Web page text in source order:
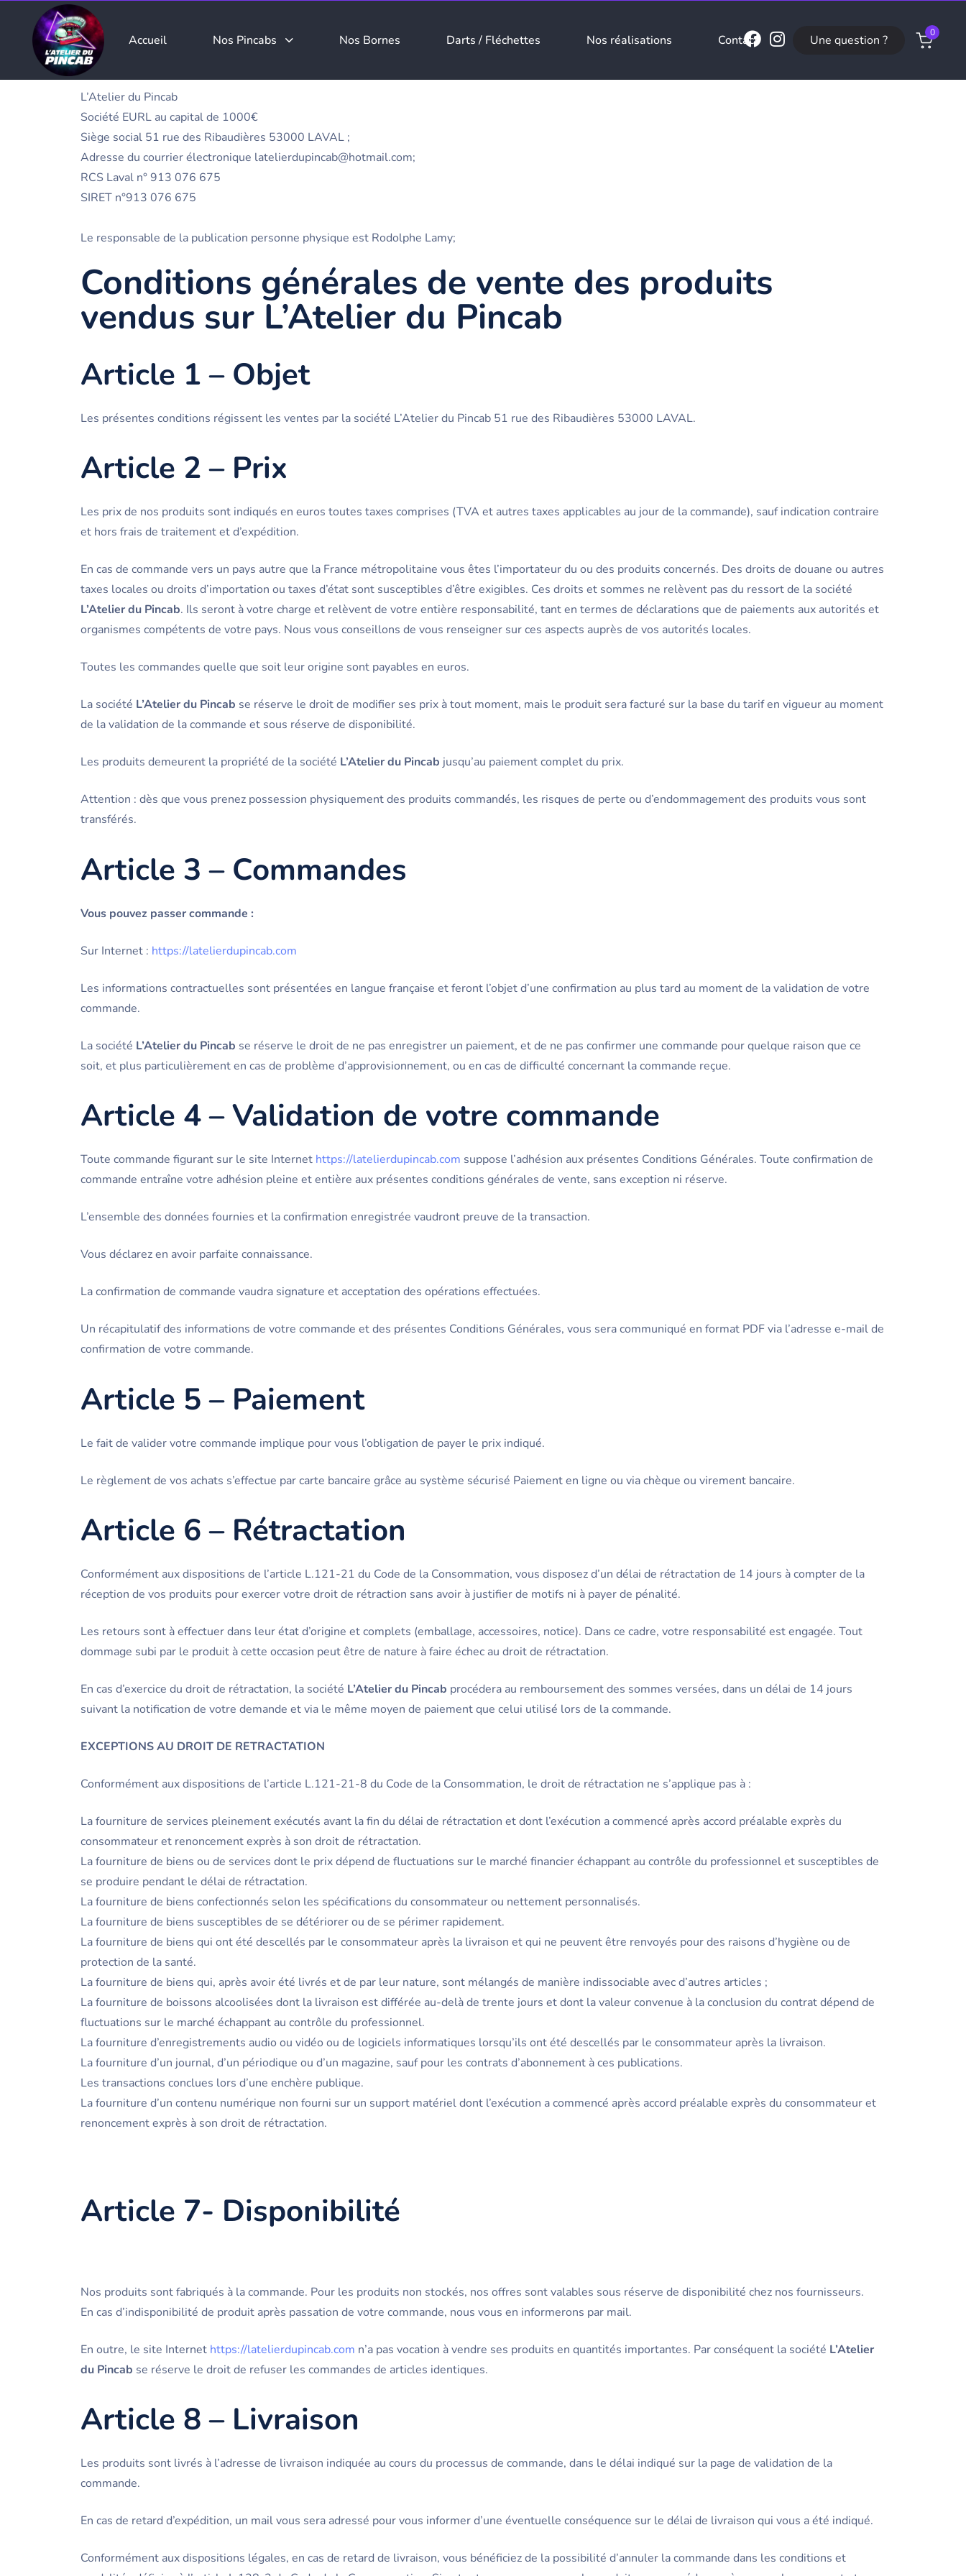
Accueil Nos Pincabs Nos Bornes Darts / Fléchettes Nos réalisations Contact Une question ? 0
L’Atelier du Pincab
Société EURL au capital de 1000€
Siège social 51 rue des Ribaudières 53000 LAVAL ;
Adresse du courrier électronique latelierdupincab@hotmail.com;
RCS Laval n° 913 076 675
SIRET n°913 076 675
Le responsable de la publication personne physique est Rodolphe Lamy;
Conditions générales de vente des produits
vendus sur L’Atelier du Pincab
Article 1 – Objet
Les présentes conditions régissent les ventes par la société L’Atelier du Pincab 51 rue des Ribaudières 53000 LAVAL.
Article 2 – Prix
Les prix de nos produits sont indiqués en euros toutes taxes comprises (TVA et autres taxes applicables au jour de la commande), sauf indication contraire
et hors frais de traitement et d’expédition.
En cas de commande vers un pays autre que la France métropolitaine vous êtes l’importateur du ou des produits concernés. Des droits de douane ou autres
taxes locales ou droits d’importation ou taxes d’état sont susceptibles d’être exigibles. Ces droits et sommes ne relèvent pas du ressort de la société
L’Atelier du Pincab. Ils seront à votre charge et relèvent de votre entière responsabilité, tant en termes de déclarations que de paiements aux autorités et
organismes compétents de votre pays. Nous vous conseillons de vous renseigner sur ces aspects auprès de vos autorités locales.
Toutes les commandes quelle que soit leur origine sont payables en euros.
La société L’Atelier du Pincab se réserve le droit de modifier ses prix à tout moment, mais le produit sera facturé sur la base du tarif en vigueur au moment
de la validation de la commande et sous réserve de disponibilité.
Les produits demeurent la propriété de la société L’Atelier du Pincab jusqu’au paiement complet du prix.
Attention : dès que vous prenez possession physiquement des produits commandés, les risques de perte ou d’endommagement des produits vous sont
transférés.
Article 3 – Commandes
Vous pouvez passer commande :
Sur Internet : https://latelierdupincab.com
Les informations contractuelles sont présentées en langue française et feront l’objet d’une confirmation au plus tard au moment de la validation de votre
commande.
La société L’Atelier du Pincab se réserve le droit de ne pas enregistrer un paiement, et de ne pas confirmer une commande pour quelque raison que ce
soit, et plus particulièrement en cas de problème d’approvisionnement, ou en cas de difficulté concernant la commande reçue.
Article 4 – Validation de votre commande
Toute commande figurant sur le site Internet https://latelierdupincab.com suppose l’adhésion aux présentes Conditions Générales. Toute confirmation de
commande entraîne votre adhésion pleine et entière aux présentes conditions générales de vente, sans exception ni réserve.
L’ensemble des données fournies et la confirmation enregistrée vaudront preuve de la transaction.
Vous déclarez en avoir parfaite connaissance.
La confirmation de commande vaudra signature et acceptation des opérations effectuées.
Un récapitulatif des informations de votre commande et des présentes Conditions Générales, vous sera communiqué en format PDF via l’adresse e-mail de
confirmation de votre commande.
Article 5 – Paiement
Le fait de valider votre commande implique pour vous l’obligation de payer le prix indiqué.
Le règlement de vos achats s’effectue par carte bancaire grâce au système sécurisé Paiement en ligne ou via chèque ou virement bancaire.
Article 6 – Rétractation
Conformément aux dispositions de l’article L.121-21 du Code de la Consommation, vous disposez d’un délai de rétractation de 14 jours à compter de la
réception de vos produits pour exercer votre droit de rétraction sans avoir à justifier de motifs ni à payer de pénalité.
Les retours sont à effectuer dans leur état d’origine et complets (emballage, accessoires, notice). Dans ce cadre, votre responsabilité est engagée. Tout
dommage subi par le produit à cette occasion peut être de nature à faire échec au droit de rétractation.
En cas d’exercice du droit de rétractation, la société L’Atelier du Pincab procédera au remboursement des sommes versées, dans un délai de 14 jours
suivant la notification de votre demande et via le même moyen de paiement que celui utilisé lors de la commande.
EXCEPTIONS AU DROIT DE RETRACTATION
Conformément aux dispositions de l’article L.121-21-8 du Code de la Consommation, le droit de rétractation ne s’applique pas à :
La fourniture de services pleinement exécutés avant la fin du délai de rétractation et dont l’exécution a commencé après accord préalable exprès du
consommateur et renoncement exprès à son droit de rétractation.
La fourniture de biens ou de services dont le prix dépend de fluctuations sur le marché financier échappant au contrôle du professionnel et susceptibles de
se produire pendant le délai de rétractation.
La fourniture de biens confectionnés selon les spécifications du consommateur ou nettement personnalisés.
La fourniture de biens susceptibles de se détériorer ou de se périmer rapidement.
La fourniture de biens qui ont été descellés par le consommateur après la livraison et qui ne peuvent être renvoyés pour des raisons d’hygiène ou de
protection de la santé.
La fourniture de biens qui, après avoir été livrés et de par leur nature, sont mélangés de manière indissociable avec d’autres articles ;
La fourniture de boissons alcoolisées dont la livraison est différée au-delà de trente jours et dont la valeur convenue à la conclusion du contrat dépend de
fluctuations sur le marché échappant au contrôle du professionnel.
La fourniture d’enregistrements audio ou vidéo ou de logiciels informatiques lorsqu’ils ont été descellés par le consommateur après la livraison.
La fourniture d’un journal, d’un périodique ou d’un magazine, sauf pour les contrats d’abonnement à ces publications.
Les transactions conclues lors d’une enchère publique.
La fourniture d’un contenu numérique non fourni sur un support matériel dont l’exécution a commencé après accord préalable exprès du consommateur et
renoncement exprès à son droit de rétractation.
Article 7- Disponibilité
Nos produits sont fabriqués à la commande. Pour les produits non stockés, nos offres sont valables sous réserve de disponibilité chez nos fournisseurs.
En cas d’indisponibilité de produit après passation de votre commande, nous vous en informerons par mail.
En outre, le site Internet https://latelierdupincab.com n’a pas vocation à vendre ses produits en quantités importantes. Par conséquent la société L’Atelier
du Pincab se réserve le droit de refuser les commandes de articles identiques.
Article 8 – Livraison
Les produits sont livrés à l’adresse de livraison indiquée au cours du processus de commande, dans le délai indiqué sur la page de validation de la
commande.
En cas de retard d’expédition, un mail vous sera adressé pour vous informer d’une éventuelle conséquence sur le délai de livraison qui vous a été indiqué.
Conformément aux dispositions légales, en cas de retard de livraison, vous bénéficiez de la possibilité d’annuler la commande dans les conditions et